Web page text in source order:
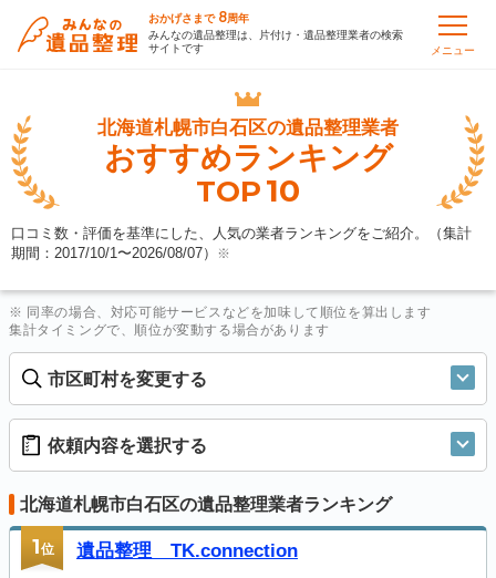
おかげさまで 8周年
みんなの遺品整理は、片付け・遺品整理業者の検索
サイトです
メニュー
北海道札幌市白石区の遺品整理業者
おすすめランキング
TOP10
口コミ数・評価を基準にした、人気の業者ランキングをご紹介。（集計
期間：2017/10/1〜2026/08/07） ※
※ 同率の場合、対応可能サービスなどを加味して順位を算出します
集計タイミングで、順位が変動する場合があります
市区町村を変更する
依頼内容を選択する
北海道札幌市白石区の遺品整理業者ランキング
1位 遺品整理 TK.connection